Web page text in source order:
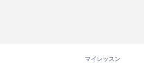
マイレッスン